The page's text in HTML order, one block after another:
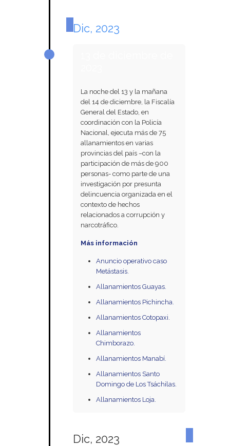
Dic, 2023
La noche del 13 y la mañana
del 14 de diciembre, la Fiscalía
General del Estado, en
coordinación con la Policía
Nacional, ejecuta más de 75
allanamientos en varias
provincias del país –con la
participación de más de 900
personas- como parte de una
investigación por presunta
delincuencia organizada en el
contexto de hechos
relacionados a corrupción y
narcotráfico.
Más información
Anuncio operativo caso
Metástasis.
Allanamientos Guayas.
Allanamientos Pichincha.
Allanamientos Cotopaxi.
Allanamientos
Chimborazo.
Allanamientos Manabí.
Allanamientos Santo
Domingo de Los Tsáchilas.
Allanamientos Loja.
Dic, 2023